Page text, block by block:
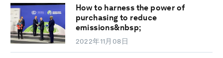
How to harness the power of
purchasing to reduce
emissions&nbsp;
2022年11月08日